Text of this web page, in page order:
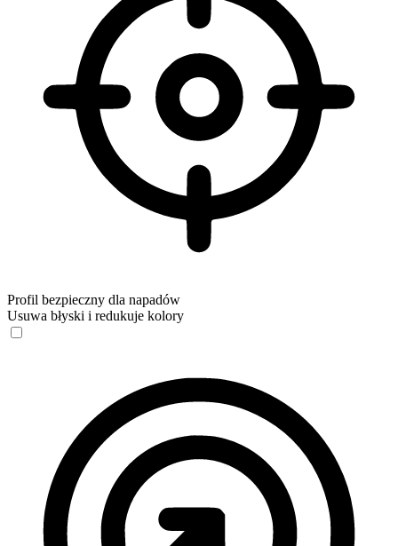
Profil bezpieczny dla napadów
Usuwa błyski i redukuje kolory